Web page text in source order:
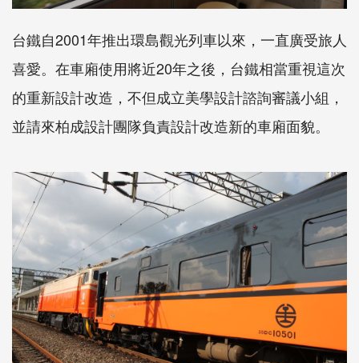
台鐵自2001年推出環島觀光列車以來，一直廣受旅人
喜愛。在車廂使用將近20年之後，台鐵相當重視這次
的重新設計改造，不但成立美學設計諮詢審議小組，
並請來柏成設計團隊負責設計改造新的車廂面貌。